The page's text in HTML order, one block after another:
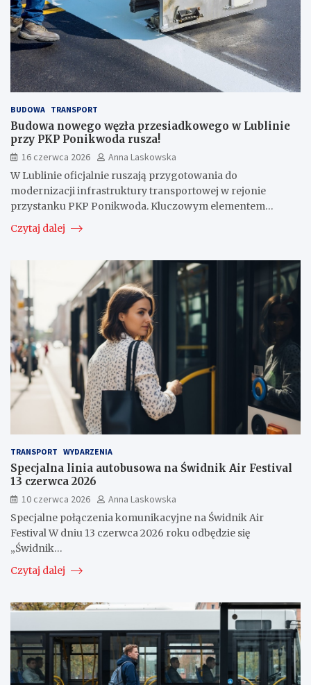
BUDOWA TRANSPORT
Budowa nowego węzła przesiadkowego w Lublinie
przy PKP Ponikwoda rusza!
16 czerwca 2026
Anna Laskowska
W Lublinie oficjalnie ruszają przygotowania do
modernizacji infrastruktury transportowej w rejonie
przystanku PKP Ponikwoda. Kluczowym elementem…
Czytaj dalej
TRANSPORT WYDARZENIA
Specjalna linia autobusowa na Świdnik Air Festival
13 czerwca 2026
10 czerwca 2026
Anna Laskowska
Specjalne połączenia komunikacyjne na Świdnik Air
Festival W dniu 13 czerwca 2026 roku odbędzie się
„Świdnik…
Czytaj dalej